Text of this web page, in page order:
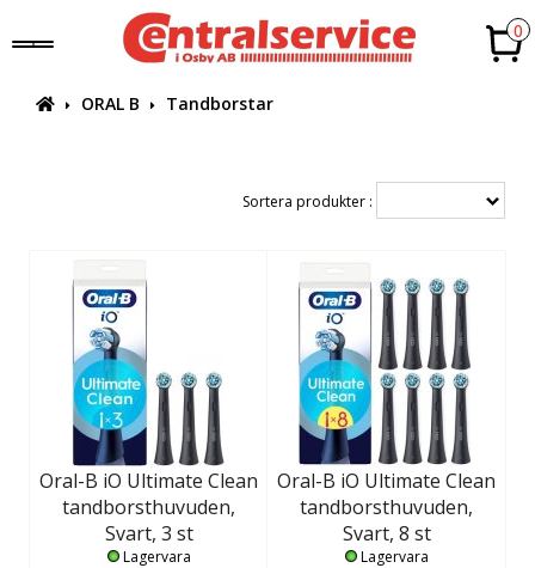
0
ORAL B Tandborstar
Sortera produkter :
Oral-B iO Ultimate Clean
tandborsthuvuden,
Svart, 3 st
Lagervara
Oral-B iO Ultimate Clean
tandborsthuvuden,
Svart, 8 st
Lagervara